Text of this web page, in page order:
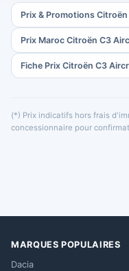
Prix & Promotions
Prix Maroc Citroën C3
Fiche Prix Citroën C3
(*) Prix indicatifs hors frais
concessionnaire pour
MARQUES POPULAIRES
Dacia